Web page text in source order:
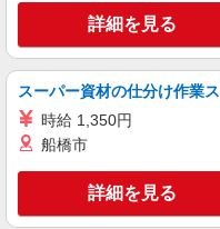
コンパスグループ・ジャパン
調理師【
時給1,600円以上
(試用期間2ヶ月) 22:00〜24:00
業が発生
Ｄー
キープ
詳細を見る
スーパー資材の仕分け作業
時給 1,350円
船橋市
詳細を見る